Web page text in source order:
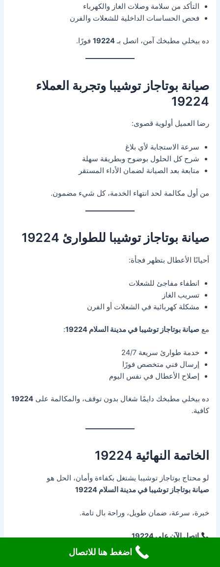
التأكد من سلامة وصلات الغاز والكهرباء
فحص الحساسات الداخلية للشعلات والفرن
ده بيخلي مطبخك آمن، اتصل بـ19224 فورًا.
صيانة بوتاجاز توشيبا وتجربة العملاء
19224
رضا العميل أولوية قصوى:
سرعة الاستجابة لأي بلاغ
شرح كل الحلول بوضوح وبطريقة سهلة
متابعة بعد الصيانة لضمان الأداء المستقر
من أول مكالمة لحد انتهاء الخدمة، كل شيء مضمون.
صيانة بوتاجاز توشيبا للطوارئ 19224
أحيانًا الأعطال بتظهر فجأة:
انطفاء مفاجئ للشعلات
تسريب الغاز
مشكلة كهربائية في الشعلات أو الفرن
معصيانة بوتاجاز توشيبا في مدينة السلام 19224 :
خدمة طوارئ سريعة 24/7
إرسال فني متخصص فورًا
إصلاح الأعطال في نفس اليوم
ده بيخلي مطبخك دايمًا شغال بدون توقف، والمكالمة على19224
كافية.
الخاتمة النهائية 19224
لو محتاج بوتاجاز توشيبا يشتغل بكفاءة وأمان، الحل هو
صيانة بوتاجاز توشيبا في مدينة السلام 19224
خبرة، سرعة، ضمان طويل، وراحة بال تامة.
اتصل الآن على 19224
وخلي مطبخك دايمًا شغال ومن غير أي قلق.
اضغط هنا للاتصال